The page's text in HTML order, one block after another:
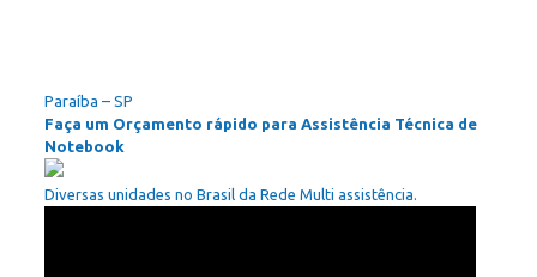
Paraíba – SP
Faça um Orçamento rápido para Assistência Técnica de
Notebook
Diversas unidades no Brasil da Rede Multi assistência.